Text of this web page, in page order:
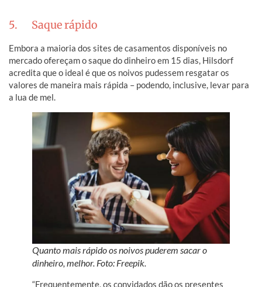
5. Saque rápido
Embora a maioria dos sites de casamentos disponíveis no
mercado ofereçam o saque do dinheiro em 15 dias, Hilsdorf
acredita que o ideal é que os noivos pudessem resgatar os
valores de maneira mais rápida – podendo, inclusive, levar para
a lua de mel.
Quanto mais rápido os noivos puderem sacar o
dinheiro, melhor. Foto: Freepik.
“Frequentemente, os convidados dão os presentes